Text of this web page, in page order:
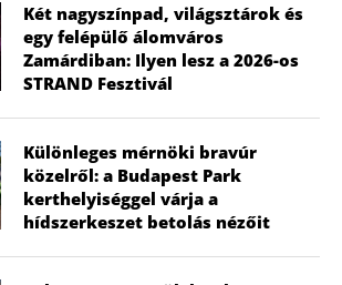
Két nagyszínpad, világsztárok és
egy felépülő álomváros
Zamárdiban: Ilyen lesz a 2026-os
STRAND Fesztivál
Különleges mérnöki bravúr
közelről: a Budapest Park
kerthelyiséggel várja a
hídszerkeszet betolás nézőit